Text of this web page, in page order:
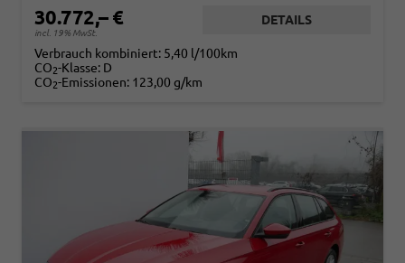
30.772,– €
incl. 19% MwSt.
DETAILS
Verbrauch kombiniert: 5,40 l/100km
CO2-Klasse: D
CO2-Emissionen: 123,00 g/km